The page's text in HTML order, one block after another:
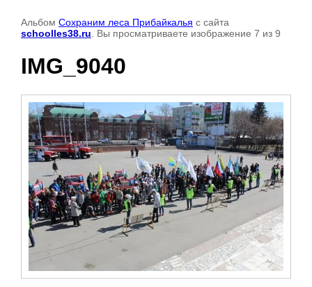
Альбом Сохраним леса Прибайкалья с сайта
schoolles38.ru . Вы просматриваете изображение 7 из 9
IMG_9040